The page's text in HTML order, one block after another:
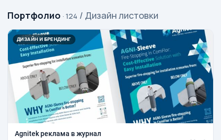
Портфолио · 124 / Дизайн листовки
ДИЗАЙН И БРЕНДИНГ
Agnitek реклама в журнал